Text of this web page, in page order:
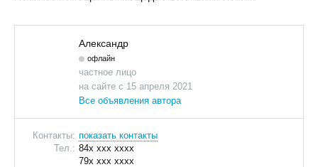
Александр
офлайн
частное лицо
на сайте с 15 апреля 2021
Все объявления автора
Контакты: показать контакты
Тел.: 84x xxx xxxx
79x xxx xxxx